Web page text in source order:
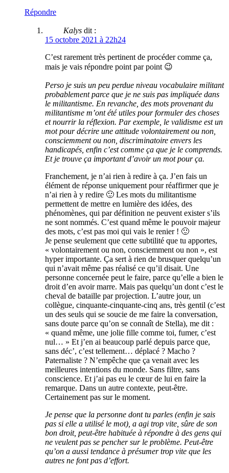
Répondre
Kalys dit :
15 octobre 2021 à 22h24
C’est rarement très pertinent de procéder comme ça,
mais je vais répondre point par point 😉
Perso je suis un peu perdue niveau vocabulaire militant
probablement parce que je ne suis pas impliquée dans
le militantisme. En revanche, des mots provenant du
militantisme m’ont été utiles pour formuler des choses
et nourrir la réflexion. Par exemple, le validisme est un
mot pour décrire une attitude volontairement ou non,
consciemment ou non, discriminatoire envers les
handicapés, enfin c’est comme ça que je le comprends.
Et je trouve ça important d’avoir un mot pour ça.
Franchement, je n’ai rien à redire à ça. J’en fais un
élément de réponse uniquement pour réaffirmer que je
n’ai rien à y redire 🙂 Les mots du militantisme
permettent de mettre en lumière des idées, des
phénomènes, qui par définition ne peuvent exister s’ils
ne sont nommés. C’est quand même le pouvoir majeur
des mots, c’est pas moi qui vais le renier ! 🙂
Je pense seulement que cette subtilité que tu apportes,
« volontairement ou non, consciemment ou non », est
hyper importante. Ça sert à rien de brusquer quelqu’un
qui n’avait même pas réalisé ce qu’il disait. Une
personne concernée peut le faire, parce qu’elle a bien le
droit d’en avoir marre. Mais pas quelqu’un dont c’est le
cheval de bataille par projection. L’autre jour, un
collègue, cinquante-cinquante-cinq ans, très gentil (c’est
un des seuls qui se soucie de me faire la conversation,
sans doute parce qu’on se connaît de Stella), me dit :
« quand même, une jolie fille comme toi, fumer, c’est
nul… » Et j’en ai beaucoup parlé depuis parce que,
sans déc’, c’est tellement… déplacé ? Macho ?
Paternaliste ? N’empêche que ça venait avec les
meilleures intentions du monde. Sans filtre, sans
conscience. Et j’ai pas eu le cœur de lui en faire la
remarque. Dans un autre contexte, peut-être.
Certainement pas sur le moment.
Je pense que la personne dont tu parles (enfin je sais
pas si elle a utilisé le mot), a agi trop vite, sûre de son
bon droit, peut-être habituée à répondre à des gens qui
ne veulent pas se pencher sur le problème. Peut-être
qu’on a aussi tendance à présumer trop vite que les
autres ne font pas d’effort.